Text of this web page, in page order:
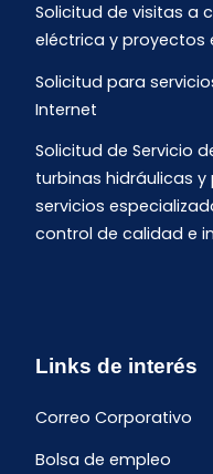
Solicitud de visitas a
eléctrica y proyectos
Solicitud para
Internet
Solicitud de Servicio
turbinas hidráulicas
servicios
control de calidad e
Links de interés
Correo Corporativo
Bolsa de empleo